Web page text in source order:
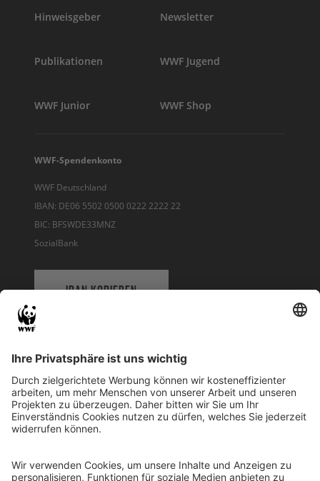
Hinweisgeber Newsletter
Publikationen WWF Jugend
WWF Junior WWF Shop
WWF-Spendenkonto
WWF Deutschland
IBAN: DE06 5502 0500 0222 2222 22
BIC: BFSWDE33MNZ
SozialBank
IBAN KOPIEREN
WWF Deutschland
Reinhardtstr. 18
10117 Berlin
Ihre Spende kann steuerlich geltend gemacht werden